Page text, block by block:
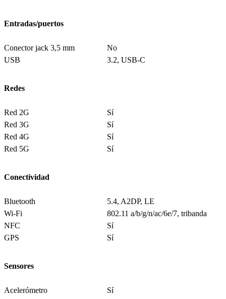
Entradas/puertos
Conector jack 3,5 mm
No
USB
3.2, USB-C
Redes
Red 2G
Sí
Red 3G
Sí
Red 4G
Sí
Red 5G
Sí
Conectividad
Bluetooth
5.4, A2DP, LE
Wi-Fi
802.11 a/b/g/n/ac/6e/7, tribanda
NFC
Sí
GPS
Sí
Sensores
Acelerómetro
Sí